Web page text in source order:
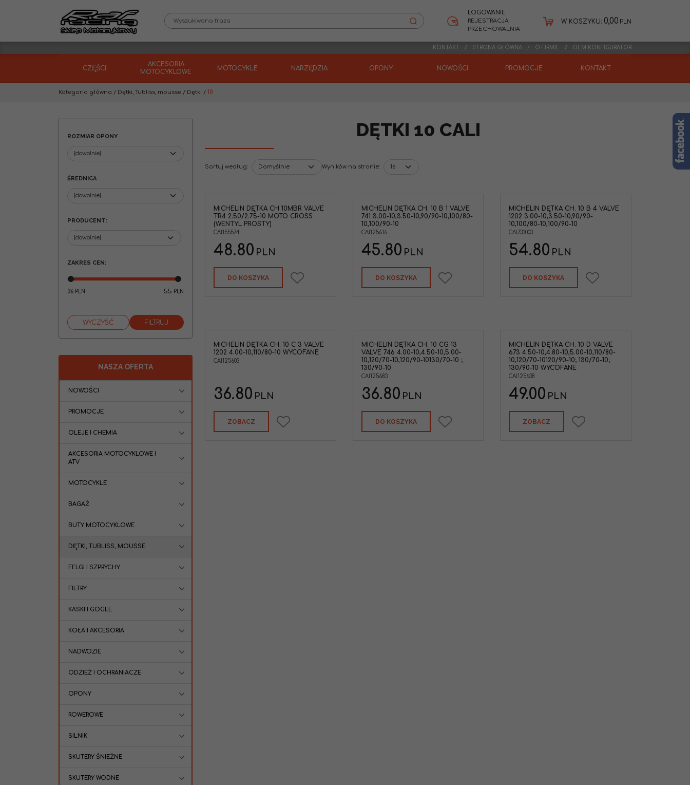
LOGOWANIE
REJESTRACJA
PRZECHOWALNIA
W KOSZYKU: 0,00 PLN
KONTAKT STRONA GŁÓWNA O FIRMIE OEM KONFIGURATOR
CZĘŚCI
AKCESORIA
MOTOCYKLOWE
MOTOCYKLE NARZĘDZIA OPONY NOWOŚCI PROMOCJE KONTAKT
Kategoria główna / Dętki, Tubliss, mousse / Dętki / 10
DĘTKI 10 CALI
Sortuj według: Wyników na stronie:
MICHELIN DĘTKA CH 10MBR VALVE
TR4 2.50/2.75-10 MOTO CROSS
(WENTYL PROSTY)
CAI155574
48.80 PLN
DO KOSZYKA
MICHELIN DĘTKA CH. 10 B 1 VALVE
741 3.00-10,3.50-10,90/90-10,100/80-
10,100/90-10
CAI125616
45.80 PLN
DO KOSZYKA
MICHELIN DĘTKA CH. 10 B 4 VALVE
1202 3.00-10,3.50-10,90/90-
10,100/80-10,100/90-10
CAI733003
54.80 PLN
DO KOSZYKA
MICHELIN DĘTKA CH. 10 C 3 VALVE
1202 4.00-10,110/80-10 WYCOFANE
CAI125603
36.80 PLN
ZOBACZ
MICHELIN DĘTKA CH. 10 CG 13
VALVE 746 4.00-10,4.50-10,5.00-
10,120/70-10,120/90-10130/70-10 ;
130/90-10
CAI125683
36.80 PLN
DO KOSZYKA
MICHELIN DĘTKA CH. 10 D VALVE
673 4.50-10,4.80-10,5.00-10,110/80-
10,120/70-10120/90-10; 130/70-10;
130/90-10 WYCOFANE
CAI125638
49.00 PLN
ZOBACZ
ROZMIAR OPONY
ŚREDNICA
PRODUCENT:
ZAKRES CEN:
36 PLN 55 PLN
NASZA OFERTA
NOWOŚCI
PROMOCJE
OLEJE I CHEMIA
AKCESORIA MOTOCYKLOWE I
ATV
MOTOCYKLE
BAGAŻ
BUTY MOTOCYKLOWE
DĘTKI, TUBLISS, MOUSSE
FELGI I SZPRYCHY
FILTRY
KASKI I GOGLE
KOŁA I AKCESORIA
NADWOZIE
ODZIEŻ I OCHRANIACZE
OPONY
ROWEROWE
SILNIK
SKUTERY ŚNIEŻNE
SKUTERY WODNE